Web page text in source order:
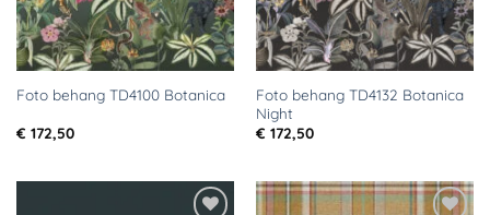
Foto behang TD4100 Botanica
€ 172,50
Foto behang TD4132 Botanica
Night
€ 172,50